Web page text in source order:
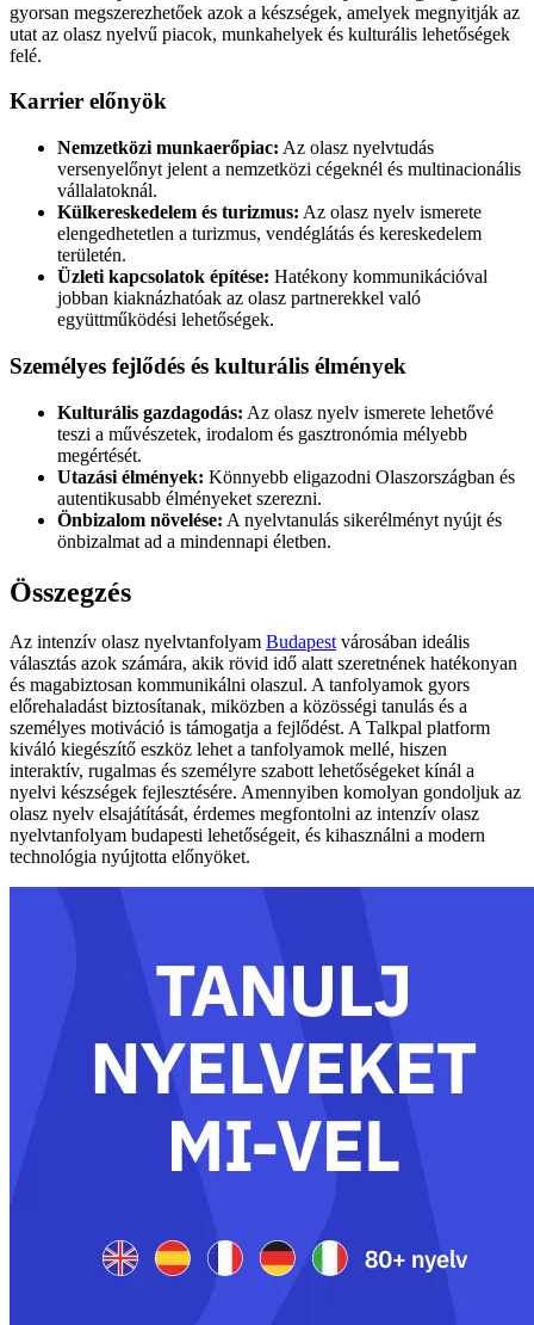
gyorsan megszerezhetőek azok a készségek, amelyek megnyitják az
utat az olasz nyelvű piacok, munkahelyek és kulturális lehetőségek
felé.
Karrier előnyök
Nemzetközi munkaerőpiac: Az olasz nyelvtudás
versenyelőnyt jelent a nemzetközi cégeknél és multinacionális
vállalatoknál.
Külkereskedelem és turizmus: Az olasz nyelv ismerete
elengedhetetlen a turizmus, vendéglátás és kereskedelem
területén.
Üzleti kapcsolatok építése: Hatékony kommunikációval
jobban kiaknázhatóak az olasz partnerekkel való
együttműködési lehetőségek.
Személyes fejlődés és kulturális élmények
Kulturális gazdagodás: Az olasz nyelv ismerete lehetővé
teszi a művészetek, irodalom és gasztronómia mélyebb
megértését.
Utazási élmények: Könnyebb eligazodni Olaszországban és
autentikusabb élményeket szerezni.
Önbizalom növelése: A nyelvtanulás sikerélményt nyújt és
önbizalmat ad a mindennapi életben.
Összegzés
Az intenzív olasz nyelvtanfolyam Budapestvárosában ideális
választás azok számára, akik rövid idő alatt szeretnének hatékonyan
és magabiztosan kommunikálni olaszul. A tanfolyamok gyors
előrehaladást biztosítanak, miközben a közösségi tanulás és a
személyes motiváció is támogatja a fejlődést. A Talkpal platform
kiváló kiegészítő eszköz lehet a tanfolyamok mellé, hiszen
interaktív, rugalmas és személyre szabott lehetőségeket kínál a
nyelvi készségek fejlesztésére. Amennyiben komolyan gondoljuk az
olasz nyelv elsajátítását, érdemes megfontolni az intenzív olasz
nyelvtanfolyam budapesti lehetőségeit, és kihasználni a modern
technológia nyújtotta előnyöket.